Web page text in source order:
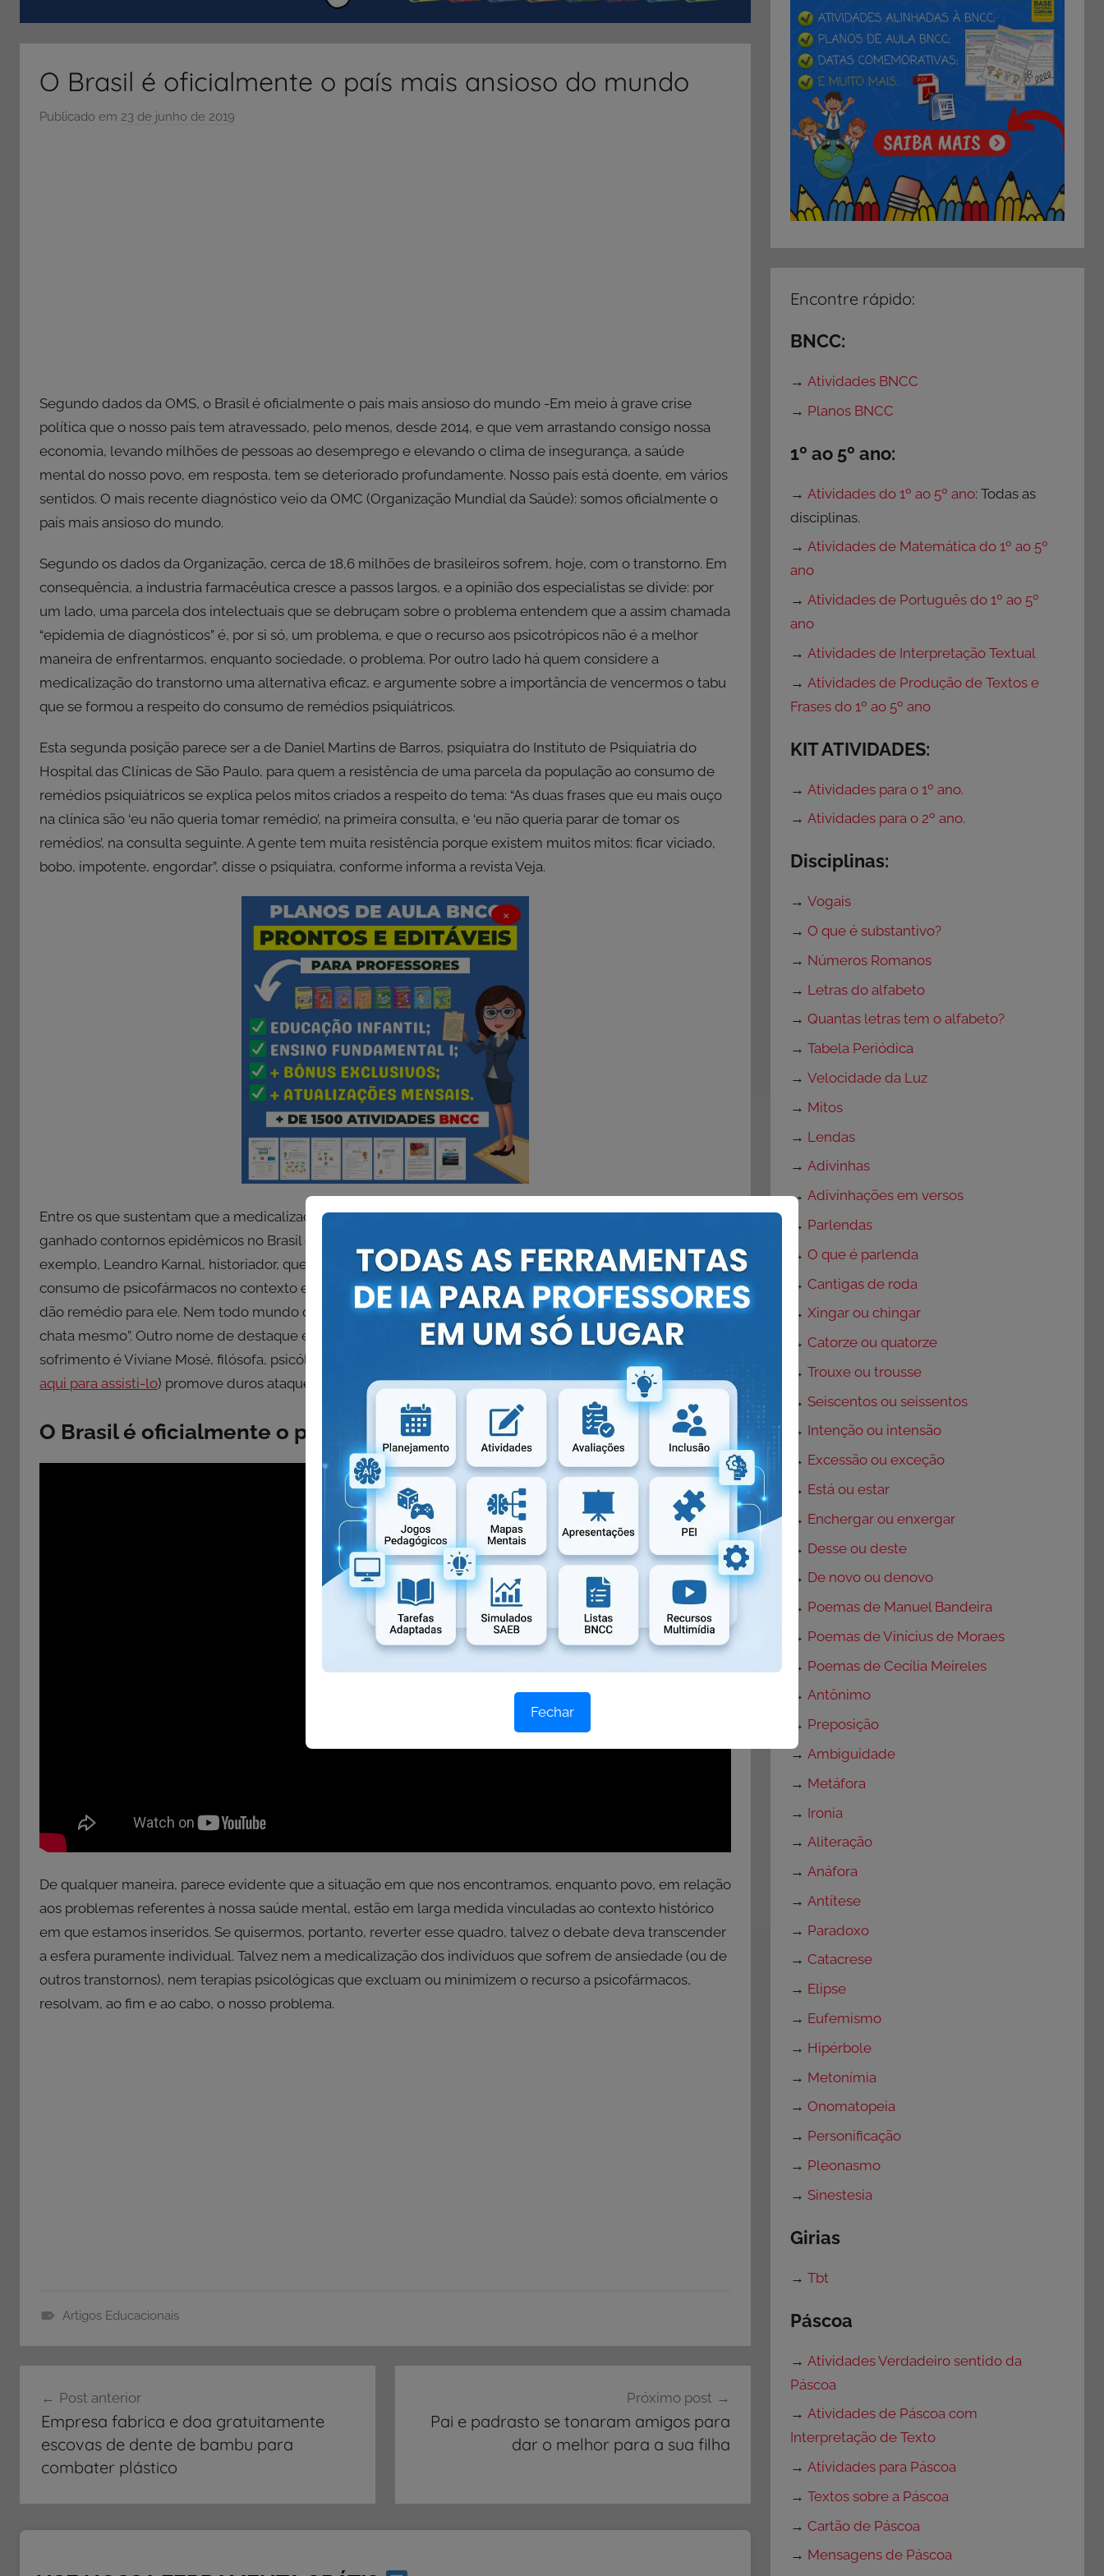
ENEM
e
cursosO Brasil é oficialmente o país mais ansioso do mundo
Publicado em 23 de junho de 2019
Segundo dados da OMS, o Brasil é oficialmente o país mais ansioso do mundo -Em meio à grave crise
política que o nosso país tem atravessado, pelo menos, desde 2014, e que vem arrastando consigo nossa
economia, levando milhões de pessoas ao desemprego e elevando o clima de insegurança, a saúde
mental do nosso povo, em resposta, tem se deteriorado profundamente. Nosso país está doente, em vários
sentidos. O mais recente diagnóstico veio da OMC (Organização Mundial da Saúde): somos oficialmente o
país mais ansioso do mundo.
Segundo os dados da Organização, cerca de 18,6 milhões de brasileiros sofrem, hoje, com o transtorno. Em
consequência, a industria farmacêutica cresce a passos largos, e a opinião dos especialistas se divide: por
um lado, uma parcela dos intelectuais que se debruçam sobre o problema entendem que a assim chamada
“epidemia de diagnósticos” é, por si só, um problema, e que o recurso aos psicotrópicos não é a melhor
maneira de enfrentarmos, enquanto sociedade, o problema. Por outro lado há quem considere a
medicalização do transtorno uma alternativa eficaz, e argumente sobre a importância de vencermos o tabu
que se formou a respeito do consumo de remédios psiquiátricos.
Esta segunda posição parece ser a de Daniel Martins de Barros, psiquiatra do Instituto de Psiquiatria do
Hospital das Clínicas de São Paulo, para quem a resistência de uma parcela da população ao consumo de
remédios psiquiátricos se explica pelos mitos criados a respeito do tema: “As duas frases que eu mais ouço
na clínica são ‘eu não queria tomar remédio’, na primeira consulta, e ‘eu não queria parar de tomar os
remédios’, na consulta seguinte. A gente tem muita resistência porque existem muitos mitos: ficar viciado,
bobo, impotente, engordar”, disse o psiquiatra, conforme informa a revista Veja.
×
Entre os que sustentam que a medicalização (não só da ansiedade, mas do sofrimento, em geral) tem
ganhado contornos epidêmicos no Brasil e que é preciso combater a cultura do diagnóstico estão, por
exemplo, Leandro Karnal, historiador, que já há algum tempo argumenta, referindo-se especificamente ao
consumo de psicofármacos no contexto educacional, que “se o aluno não consegue acompanhar as aulas,
dão remédio para ele. Nem todo mundo que não presta atenção tem déficit de atenção. A aula pode ser
chata mesmo”. Outro nome de destaque entre os que questionam o recurso frequente à medicalização do
sofrimento é Viviane Mosé, filósofa, psicóloga e psicanalista, que em vídeo viralizado há alguns anos (
aqui para assisti-lo) promove duros ataques a essa forma de abordar o problema.
O Brasil é oficialmente o país mais ansioso do mundo
De qualquer maneira, parece evidente que a situação em que nos encontramos, enquanto povo, em relação
aos problemas referentes à nossa saúde mental, estão em larga medida vinculadas ao contexto histórico
em que estamos inseridos. Se quisermos, portanto, reverter esse quadro, talvez o debate deva transcender
a esfera puramente individual. Talvez nem a medicalização dos indivíduos que sofrem de ansiedade (ou de
outros transtornos), nem terapias psicológicas que excluam ou minimizem o recurso a psicofármacos,
resolvam, ao fim e ao cabo, o nosso problema.
g
o
s
d
u
Artigos Educacionais
de
Post
Post anterior
Empresa fabrica e doa gratuitamente
escovas de dente de bambu para
combater plástico
Próximo post
Pai e padrasto se tonaram amigos para
dar o melhor para a sua filha
Encontre rápido:
BNCC:
→Atividades BNCC
→ Planos BNCC
1º ao 5º ano:
→Atividades do 1º ao 5º ano: Todas as
disciplinas.
→Atividades de Matemática do 1º ao 5º
ano
→Atividades de Português do 1º ao 5º
ano
→Atividades de Interpretação Textual
→Atividades de Produção de Textos e
Frases do 1º ao 5º ano
KIT ATIVIDADES:
→Atividades para o 1º ano.
→Atividades para o 2º ano.
Disciplinas:
→Vogais
→O que é substantivo?
→ Números Romanos
→ Letras do alfabeto
→Quantas letras tem o alfabeto?
→Tabela Periódica
→Velocidade da Luz
→ Mitos
→ Lendas
→Adivinhas
→Adivinhações em versos
→ Parlendas
→O que é parlenda
→Cantigas de roda
→Xingar ou chingar
→Catorze ou quatorze
→Trouxe ou trousse
→ Seiscentos ou seissentos
→ Intenção ou intensão
→ Excessão ou exceção
→ Está ou estar
→ Enchergar ou enxergar
→ Desse ou deste
→ De novo ou denovo
→ Poemas de Manuel Bandeira
→ Poemas de Vinícius de Moraes
→ Poemas de Cecília Meireles
→Antônimo
→ Preposição
→Ambiguidade
→ Metáfora
→ Ironia
→Aliteração
→Anáfora
→Antítese
→ Paradoxo
→Catacrese
→ Elipse
→ Eufemismo
→ Hipérbole
→ Metonímia
→Onomatopeia
→ Personificação
→ Pleonasmo
→ Sinestesia
Girias
→Tbt
Páscoa
→Atividades Verdadeiro sentido da
Páscoa
→Atividades de Páscoa com
Interpretação de Texto
→Atividades para Páscoa
→Textos sobre a Páscoa
→Cartão de Páscoa
→ Mensagens de Páscoa
Fechar